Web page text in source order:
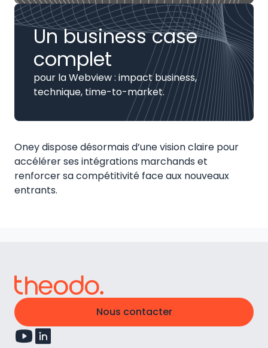
Un business case
complet
pour la Webview : impact business,
technique, time-to-market.
Oney dispose désormais d’une vision claire pour
accélérer ses intégrations marchands et
renforcer sa compétitivité face aux nouveaux
entrants.
Nous contacter